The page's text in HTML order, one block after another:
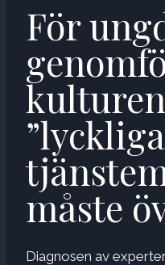
För
”lyckliga
måste
Diagnosen av